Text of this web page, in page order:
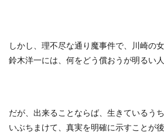
しかし、理不尽な通り魔事件で、川崎の
鈴木洋一には、何をどう償おうが明るい
だが、出来ることならば、生きているう
いぶちまけて、真実を明確に示すことが